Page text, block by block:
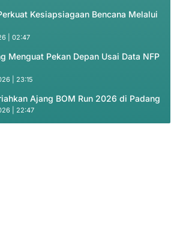
Kesiapsiagaan Bencana Melalui
| 02:47
Menguat Pekan Depan Usai Data NFP
| 23:15
Ajang BOM Run 2026 di Padang
| 22:47